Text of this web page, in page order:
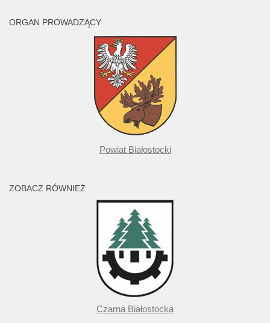
ORGAN PROWADZĄCY
Powiat Białostocki
ZOBACZ RÓWNIEŻ
Czarna Białostocka